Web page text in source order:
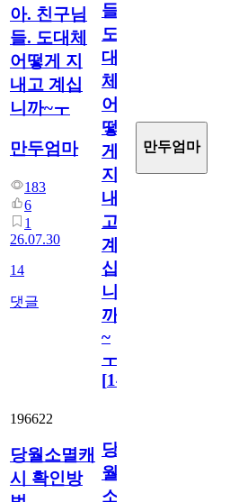
아. 친구님
들. 도대체
어떻게 지
내고 계십
니까~ㅜ
만두엄마
183
6
1
26.07.30
14
댓글
들.
도
대
체
어
떻
게
지
내
고
계
십
니
까
~
ㅜ
[14
만두엄마
196622
당월소멸캐
시 확인방
당
월
소